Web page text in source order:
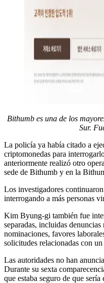
Bithumb es una de los
Sur.
La policía ya había citado a
criptomonedas para
anteriormente realizó otro
sede de Bithumb y en la
Los investigadores
interrogando a más personas
Kim Byung-gi también fue
separadas, incluidas
nominaciones, favores
solicitudes relacionadas con
Las autoridades no han
Durante su sexta
que estaba seguro de que